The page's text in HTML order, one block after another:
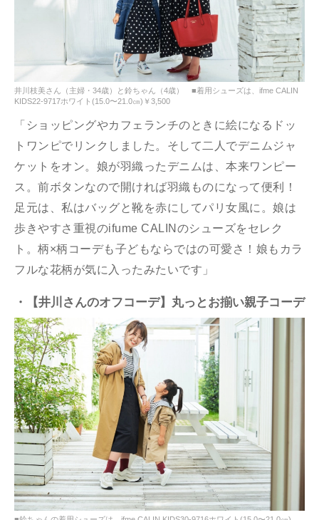
井川枝美さん（主婦・34歳）と鈴ちゃん（4歳） ■着用シューズは、ifme CALIN
KIDS22-9717ホワイト(15.0〜21.0㎝)￥3,500
「ショッピングやカフェランチのときに絵になるドッ
トワンピでリンクしました。そして二人でデニムジャ
ケットをオン。娘が羽織ったデニムは、本来ワンピー
ス。前ボタンなので開ければ羽織ものになって便利！
足元は、私はバッグと靴を赤にしてパリ女風に。娘は
歩きやすさ重視のifume CALINのシューズをセレク
ト。柄×柄コーデも子どもならではの可愛さ！娘もカラ
フルな花柄が気に入ったみたいです」
・【井川さんのオフコーデ】丸っとお揃い親子コーデ